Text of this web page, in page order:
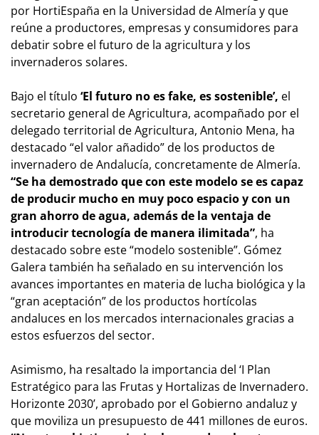
por HortiEspaña en la Universidad de Almería y que
reúne a productores, empresas y consumidores para
debatir sobre el futuro de la agricultura y los
invernaderos solares.
Bajo el título ‘El futuro no es fake, es sostenible’, el
secretario general de Agricultura, acompañado por el
delegado territorial de Agricultura, Antonio Mena, ha
destacado “el valor añadido” de los productos de
invernadero de Andalucía, concretamente de Almería.
“Se ha demostrado que con este modelo se es capaz
de producir mucho en muy poco espacio y con un
gran ahorro de agua, además de la ventaja de
introducir tecnología de manera ilimitada”, ha
destacado sobre este “modelo sostenible”. Gómez
Galera también ha señalado en su intervención los
avances importantes en materia de lucha biológica y la
“gran aceptación” de los productos hortícolas
andaluces en los mercados internacionales gracias a
estos esfuerzos del sector.
Asimismo, ha resaltado la importancia del ‘I Plan
Estratégico para las Frutas y Hortalizas de Invernadero.
Horizonte 2030’, aprobado por el Gobierno andaluz y
que moviliza un presupuesto de 441 millones de euros.